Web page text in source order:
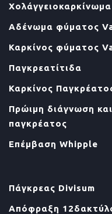
Χολάγγειοκαρκίνωμα
Αδένωμα φύματος
Καρκίνος φύματος
Παγκρεατίτιδα
Καρκίνος
Πρώιμη διάγνωση
παγκρέατος
Επέμβαση Whipple
Πάγκρεας Divisum
Απόφραξη